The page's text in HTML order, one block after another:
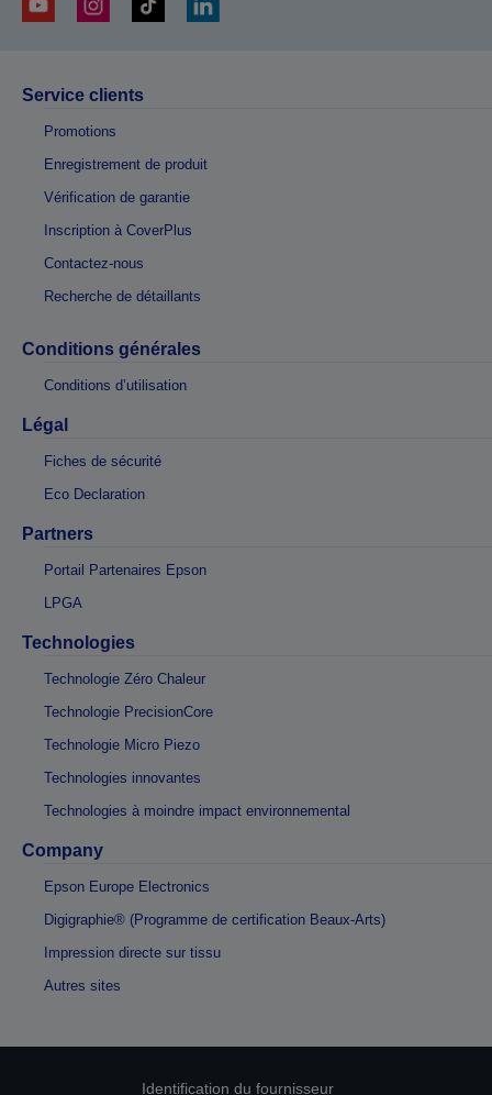
Service clients
Promotions
Enregistrement de produit
Vérification de garantie
Inscription à CoverPlus
Contactez-nous
Recherche de détaillants
Conditions générales
Conditions d’utilisation
Légal
Fiches de sécurité
Eco Declaration
Partners
Portail Partenaires Epson
LPGA
Technologies
Technologie Zéro Chaleur
Technologie PrecisionCore
Technologie Micro Piezo
Technologies innovantes
Technologies à moindre impact environnemental
Company
Epson Europe Electronics
Digigraphie® (Programme de certification Beaux-Arts)
Impression directe sur tissu
Autres sites
Identification du fournisseur